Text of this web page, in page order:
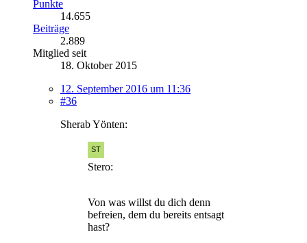
Punkte
14.655
Beiträge
2.889
Mitglied seit
18. Oktober 2015
12. September 2016 um 11:36
#36
Sherab Yönten:
Stero:
Von was willst du dich denn
befreien, dem du bereits entsagt
hast?